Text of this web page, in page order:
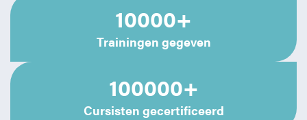
10000+
Trainingen gegeven
100000+
Cursisten gecertificeerd